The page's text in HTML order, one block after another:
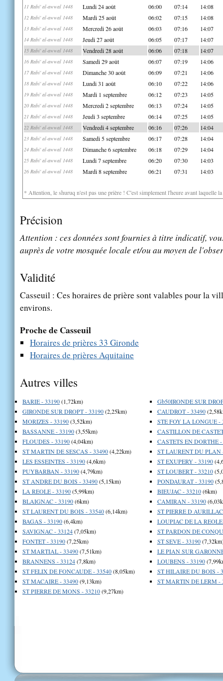
11 Rabi' al-awwal 1448 Lundi 24 août 06:00 07:14 14:08
12 Rabi' al-awwal 1448 Mardi 25 août 06:02 07:15 14:08
13 Rabi' al-awwal 1448 Mercredi 26 août 06:03 07:16 14:07
14 Rabi' al-awwal 1448 Jeudi 27 août 06:05 07:17 14:07
15 Rabi' al-awwal 1448 Vendredi 28 août 06:06 07:18 14:07
16 Rabi' al-awwal 1448 Samedi 29 août 06:07 07:19 14:06
17 Rabi' al-awwal 1448 Dimanche 30 août 06:09 07:21 14:06
18 Rabi' al-awwal 1448 Lundi 31 août 06:10 07:22 14:06
19 Rabi' al-awwal 1448 Mardi 1 septembre 06:12 07:23 14:05
20 Rabi' al-awwal 1448 Mercredi 2 septembre 06:13 07:24 14:05
21 Rabi' al-awwal 1448 Jeudi 3 septembre 06:14 07:25 14:05
22 Rabi' al-awwal 1448 Vendredi 4 septembre 06:16 07:26 14:04
23 Rabi' al-awwal 1448 Samedi 5 septembre 06:17 07:28 14:04
24 Rabi' al-awwal 1448 Dimanche 6 septembre 06:18 07:29 14:04
25 Rabi' al-awwal 1448 Lundi 7 septembre 06:20 07:30 14:03
26 Rabi' al-awwal 1448 Mardi 8 septembre 06:21 07:31 14:03
* Attention, le shuruq n'est pas une prière ! C'est simplement l'heure avant laquelle
Précision
Attention : ces données sont fournies à titre indicatif,
auprès de votre mosquée locale et/ou au moyen de
Validité
Casseuil : Ces horaires de prière sont valables pour la
environs.
Proche de Casseuil
Horaires de prières 33 Gironde
Horaires de prières Aquitaine
Autres villes
BARIE - 33190(1,72km)
GIRONDE SUR DROPT - 33190(2,25km)
MORIZES - 33190(3,52km)
BASSANNE - 33190(3,55km)
FLOUDES - 33190(4,04km)
ST MARTIN DE SESCAS - 33490(4,22km)
LES ESSEINTES - 33190(4,6km)
PUYBARBAN - 33190(4,79km)
ST ANDRE DU BOIS - 33490(5,15km)
LA REOLE - 33190(5,99km)
BLAIGNAC - 33190(6km)
ST LAURENT DU BOIS - 33540(6,14km)
BAGAS - 33190(6,4km)
SAVIGNAC - 33124(7,05km)
FONTET - 33190(7,25km)
ST MARTIAL - 33490(7,51km)
BRANNENS - 33124(7,8km)
ST FELIX DE FONCAUDE - 33540(8,05km)
ST MACAIRE - 33490(9,13km)
ST PIERRE DE MONS - 33210(9,27km)
Gb50IRONDE SUR
CAUDROT - 33490
STE FOY LA LONGUE -
CASTILLON DE
CASTETS EN DORTHE -
ST LAURENT DU PLAN
ST EXUPERY - 33190
ST LOUBERT - 33210
PONDAURAT - 33190
BIEUJAC - 33210(6km)
CAMIRAN - 33190
ST PIERRE D
LOUPIAC DE LA REOLE
ST PARDON DE
ST SEVE - 33190
LE PIAN SUR
LOUBENS - 33190
ST HILAIRE DU BOIS -
ST MARTIN DE LERM -